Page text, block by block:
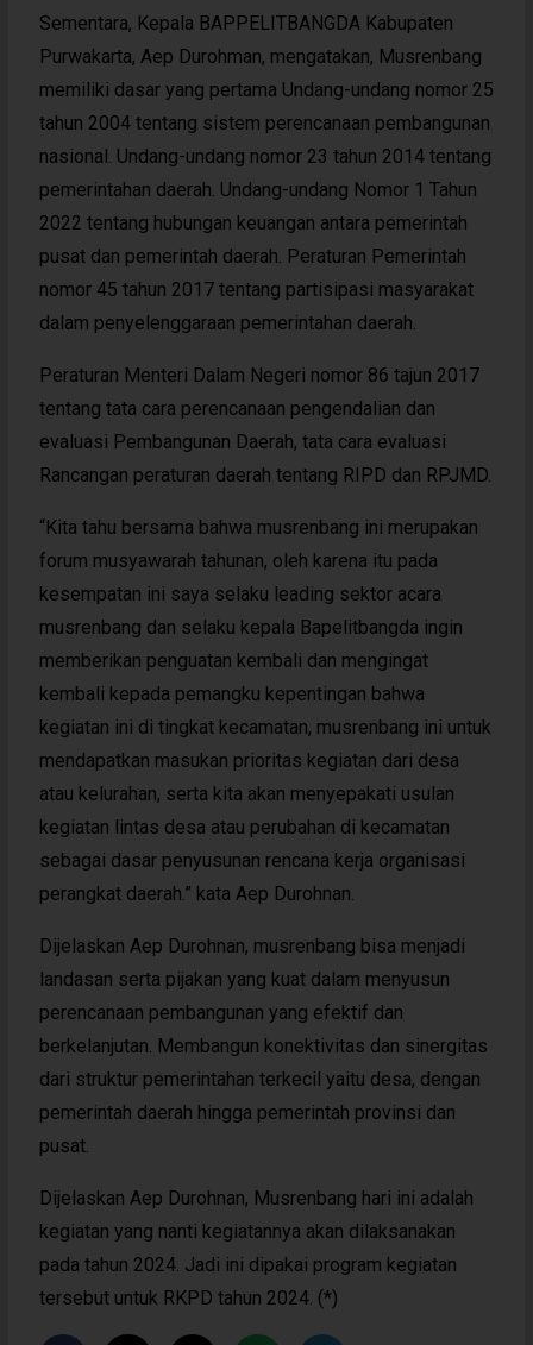
Sementara, Kepala BAPPELITBANGDA Kabupaten
Purwakarta, Aep Durohman, mengatakan, Musrenbang
memiliki dasar yang pertama Undang-undang nomor 25
tahun 2004 tentang sistem perencanaan pembangunan
nasional. Undang-undang nomor 23 tahun 2014 tentang
pemerintahan daerah. Undang-undang Nomor 1 Tahun
2022 tentang hubungan keuangan antara pemerintah
pusat dan pemerintah daerah. Peraturan Pemerintah
nomor 45 tahun 2017 tentang partisipasi masyarakat
dalam penyelenggaraan pemerintahan daerah.
Peraturan Menteri Dalam Negeri nomor 86 tajun 2017
tentang tata cara perencanaan pengendalian dan
evaluasi Pembangunan Daerah, tata cara evaluasi
Rancangan peraturan daerah tentang RIPD dan RPJMD.
“Kita tahu bersama bahwa musrenbang ini merupakan
forum musyawarah tahunan, oleh karena itu pada
kesempatan ini saya selaku leading sektor acara
musrenbang dan selaku kepala Bapelitbangda ingin
memberikan penguatan kembali dan mengingat
kembali kepada pemangku kepentingan bahwa
kegiatan ini di tingkat kecamatan, musrenbang ini untuk
mendapatkan masukan prioritas kegiatan dari desa
atau kelurahan, serta kita akan menyepakati usulan
kegiatan lintas desa atau perubahan di kecamatan
sebagai dasar penyusunan rencana kerja organisasi
perangkat daerah.” kata Aep Durohnan.
Dijelaskan Aep Durohnan, musrenbang bisa menjadi
landasan serta pijakan yang kuat dalam menyusun
perencanaan pembangunan yang efektif dan
berkelanjutan. Membangun konektivitas dan sinergitas
dari struktur pemerintahan terkecil yaitu desa, dengan
pemerintah daerah hingga pemerintah provinsi dan
pusat.
Dijelaskan Aep Durohnan, Musrenbang hari ini adalah
kegiatan yang nanti kegiatannya akan dilaksanakan
pada tahun 2024. Jadi ini dipakai program kegiatan
tersebut untuk RKPD tahun 2024. (*)